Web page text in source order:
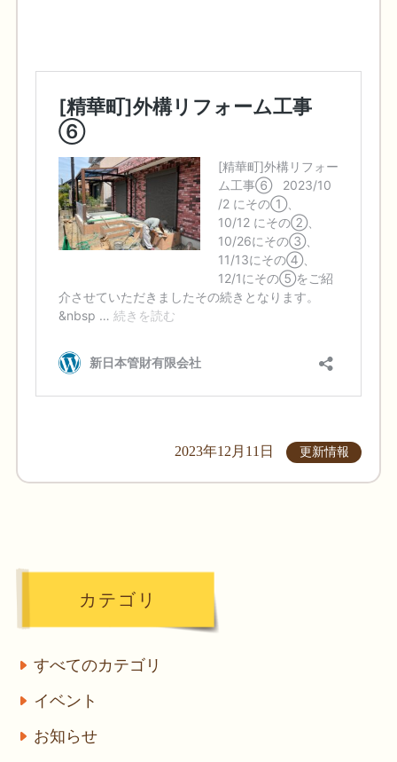
2023年12月11日 更新情報
カテゴリ
すべてのカテゴリ
イベント
お知らせ